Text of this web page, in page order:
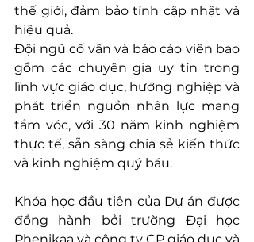
thế giới, đảm bảo tính cập nhật và
hiệu quả.
Đội ngũ cố vấn và báo cáo viên bao
gồm các chuyên gia uy tín trong
lĩnh vực giáo dục, hướng nghiệp và
phát triển nguồn nhân lực mang
tầm vóc, với 30 năm kinh nghiệm
thực tế, sẵn sàng chia sẻ kiến thức
và kinh nghiệm quý báu.
Khóa học đầu tiên của Dự án được
đồng hành bởi trường Đại học